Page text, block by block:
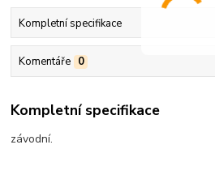
Kompletní specifikace
Komentáře 0
Kompletní specifikace
závodní.